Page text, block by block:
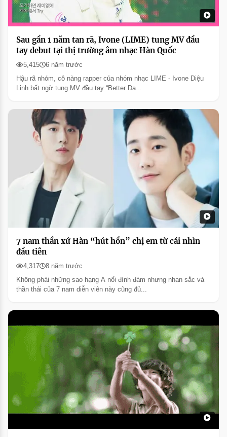
Sau gần 1 năm tan rã, Ivone (LIME) tung MV đầu
tay debut tại thị trường âm nhạc Hàn Quốc
5,415
6 năm trước
Hậu rã nhóm, cô nàng rapper của nhóm nhạc LIME - Ivone Diệu
Linh bất ngờ tung MV đầu tay “Better Da...
7 nam thần xứ Hàn “hút hồn” chị em từ cái nhìn
đầu tiên
4,317
8 năm trước
Không phải những sao hạng A nổi đình đám nhưng nhan sắc và
thần thái của 7 nam diễn viên này cũng đủ...